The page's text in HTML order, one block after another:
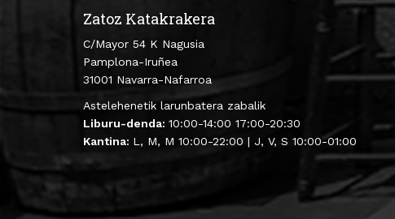
Zatoz Katakrakera
C/Mayor 54 K Nagusia
Pamplona-Iruñea
31001 Navarra-Nafarroa
Astelehenetik larunbatera zabalik
Liburu-denda: 10:00-14:00 17:00-20:30
Kantina: L, M, M 10:00-22:00 | J, V, S 10:00-01:00